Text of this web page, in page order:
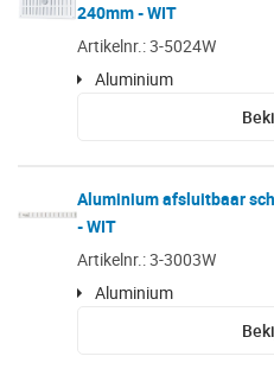
240mm - WIT
Artikelnr.: 3-5024W
Aluminium
Aluminium afsluitbaar
- WIT
Artikelnr.: 3-3003W
Aluminium